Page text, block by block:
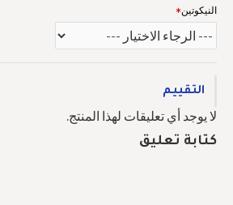
النيكوتين
التقييم
لا يوجد أي تعليقات لهذا المنتج.
كتابة تعليق